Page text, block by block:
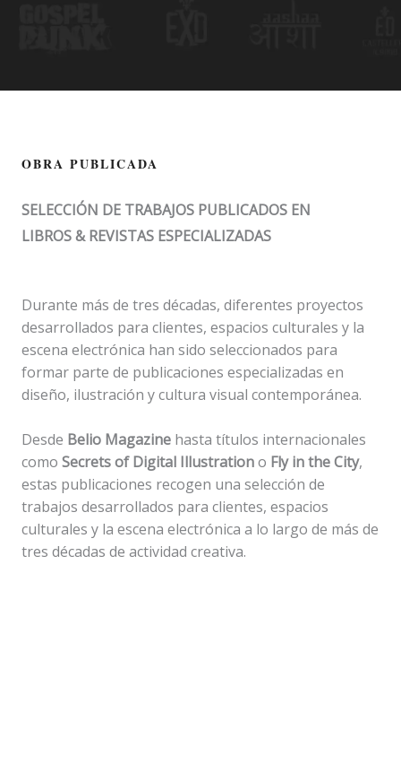
OBRA PUBLICADA
SELECCIÓN DE TRABAJOS PUBLICADOS EN
LIBROS & REVISTAS ESPECIALIZADAS
Durante más de tres décadas, diferentes proyectos
desarrollados para clientes, espacios culturales y la
escena electrónica han sido seleccionados para
formar parte de publicaciones especializadas en
diseño, ilustración y cultura visual contemporánea.
Desde Belio Magazine hasta títulos internacionales
como Secrets of Digital Illustrationo Fly in the City,
estas publicaciones recogen una selección de
trabajos desarrollados para clientes, espacios
culturales y la escena electrónica a lo largo de más de
tres décadas de actividad creativa.